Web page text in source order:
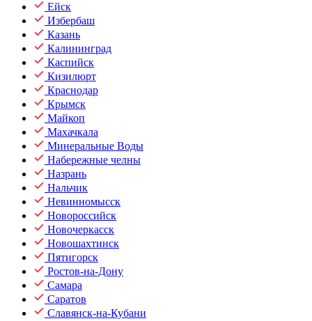
Ейск
Избербаш
Казань
Калининград
Каспийск
Кизилюрт
Краснодар
Крымск
Майкоп
Махачкала
Минеральные Воды
Набережные челны
Назрань
Нальчик
Невинномысск
Новороссийск
Новочеркасск
Новошахтинск
Пятигорск
Ростов-на-Дону
Самара
Саратов
Славянск-на-Кубани